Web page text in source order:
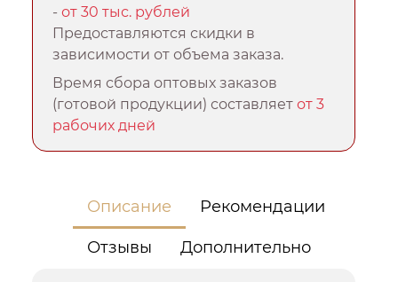
-от 30 тыс. рублей
Предоставляются скидки в
зависимости от объема заказа.
Время сбора оптовых заказов
(готовой продукции) составляетот 3
рабочих дней
Описание Рекомендации
Отзывы Дополнительно